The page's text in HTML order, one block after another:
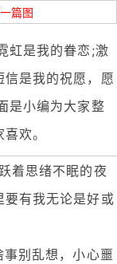
篇图
虹是我的眷恋;激
是我的祝愿，愿
是小编为大家整
欢。
着思绪不眠的夜
要有我无论是好或
别乱想，小心噩